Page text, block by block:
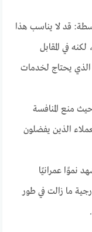
قد لا يناسب هذا
في المقابل
الذي يحتاج لخدمات
منع المنافسة
الذين يفضلون
نموًا عمرانيًا
ما زالت في طور